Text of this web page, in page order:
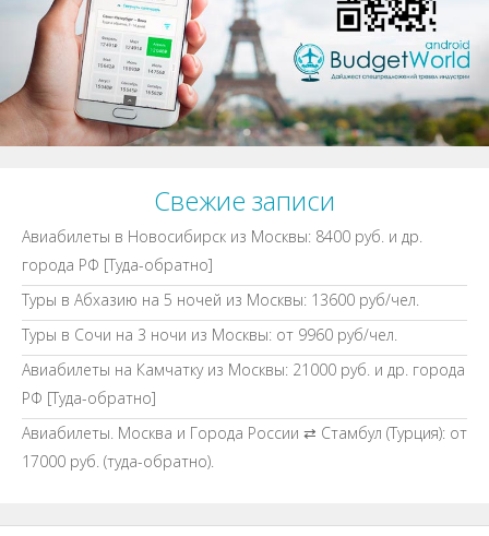
Свежие записи
Авиабилеты в Новосибирск из Москвы: 8400 руб. и др.
города РФ [Туда-обратно]
Туры в Абхазию на 5 ночей из Москвы: 13600 руб/чел.
Туры в Сочи на 3 ночи из Москвы: от 9960 руб/чел.
Авиабилеты на Камчатку из Москвы: 21000 руб. и др. города
РФ [Туда-обратно]
Авиабилеты. Москва и Города России ⇄ Стамбул (Турция): от
17000 руб. (туда-обратно).